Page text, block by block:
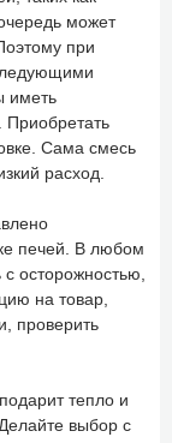
может
при
иметь
Приобретать
Сама смесь
расход.
печей. В любом
осторожностью,
на товар,
проверить
тепло и
выбор с